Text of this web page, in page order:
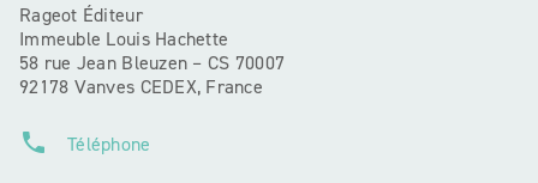
Rageot Éditeur
Immeuble Louis Hachette
58 rue Jean Bleuzen – CS 70007
92178 Vanves CEDEX, France
phone Téléphone